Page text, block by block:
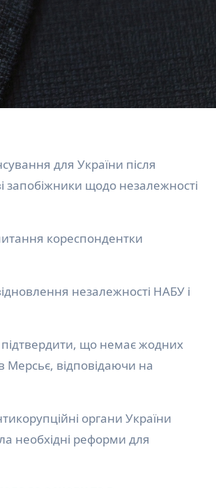
щодо незалежності
кореспондентки
незалежності НАБУ і
що немає жодних
Мерсьє, відповідаючи на
органи України
необхідні реформи для